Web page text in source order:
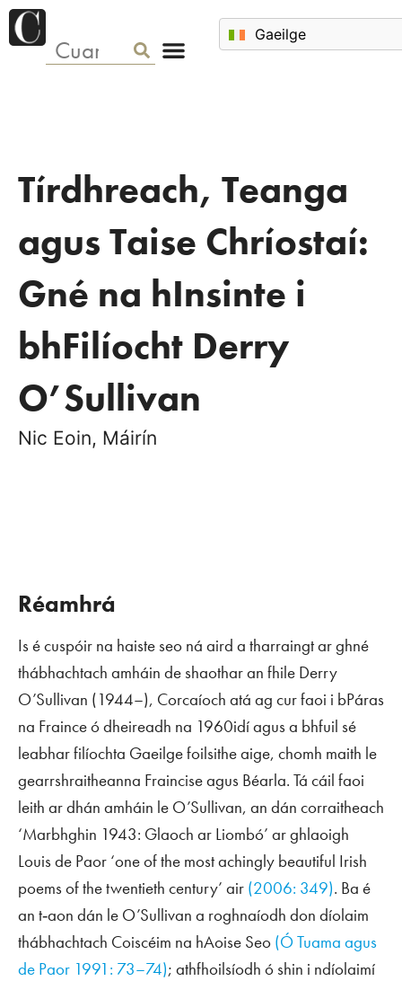
Tírdhreach, Teanga
agus Taise Chríostaí:
Gné na hInsinte i
bhFilíocht Derry
O’Sullivan
Nic Eoin, Máirín
Réamhrá
Is é cuspóir na haiste seo ná aird a tharraingt ar ghné
thábhachtach amháin de shaothar an fhile Derry
O’Sullivan (1944–), Corcaíoch atá ag cur faoi i bPáras
na Fraince ó dheireadh na 1960idí agus a bhfuil sé
leabhar filíochta Gaeilge foilsithe aige, chomh maith le
gearrshraitheanna Fraincise agus Béarla. Tá cáil faoi
leith ar dhán amháin le O’Sullivan, an dán corraitheach
‘Marbhghin 1943: Glaoch ar Liombó’ ar ghlaoigh
Louis de Paor ‘one of the most achingly beautiful Irish
poems of the twentieth century’ air (2006: 349). Ba é
an t‑aon dán le O’Sullivan a roghnaíodh don díolaim
thábhachtach Coiscéim na hAoise Seo (Ó Tuama agus
de Paor 1991: 73–74); athfhoilsíodh ó shin i ndíolaimí